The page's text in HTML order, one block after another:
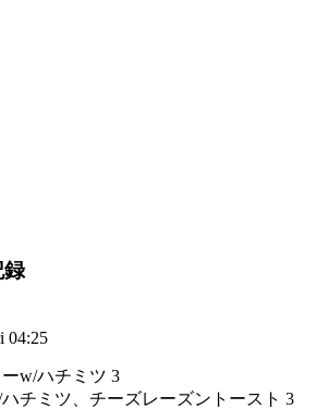
録
04:25
w/ハチミツ 3
チミツ、チーズレーズントースト 3